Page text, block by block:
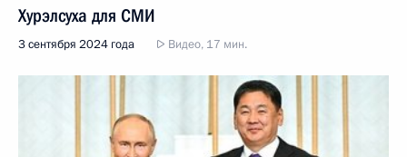
Хурэлсуха для СМИ
3 сентября 2024 года Видео, 17 мин.